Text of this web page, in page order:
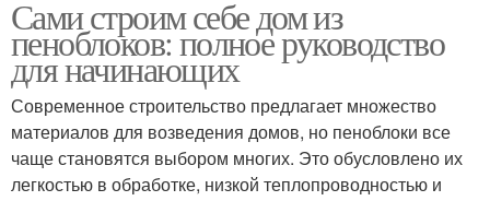
Сами строим себе дом из
пеноблоков: полное руководство
для начинающих
Современное строительство предлагает множество
материалов для возведения домов, но пеноблоки все
чаще становятся выбором многих. Это обусловлено их
легкостью в обработке, низкой теплопроводностью и